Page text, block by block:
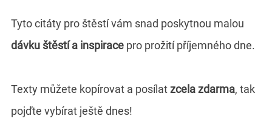
Tyto citáty pro štěstí vám snad poskytnou malou
dávku štěstí a inspirace pro prožití příjemného dne.
Texty můžete kopírovat a posílatzcela zdarma, tak
pojďte vybírat ještě dnes!